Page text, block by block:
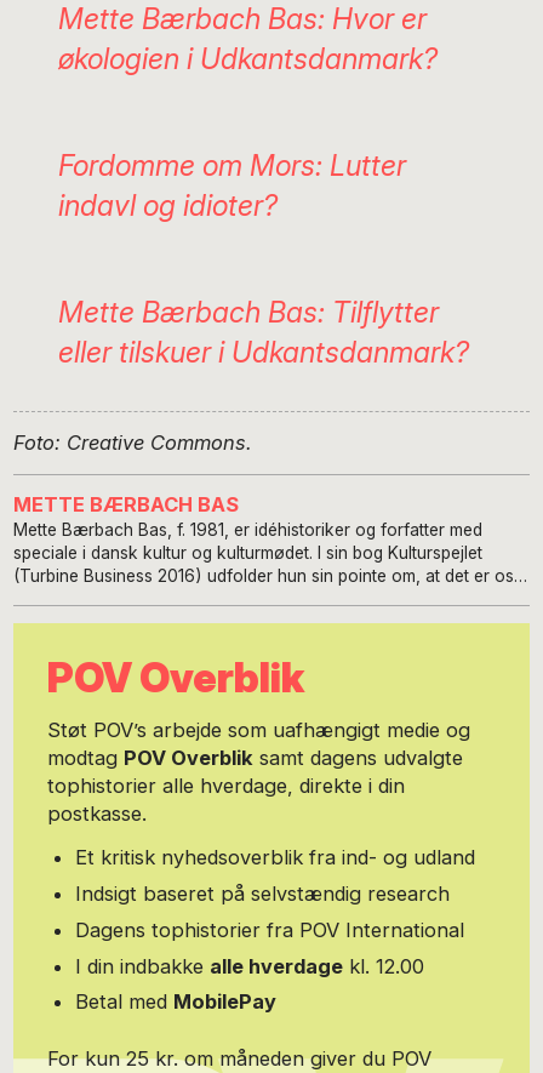
Mette Bærbach Bas: Hvor er
økologien i Udkantsdanmark?
Fordomme om Mors: Lutter
indavl og idioter?
Mette Bærbach Bas: Tilflytter
eller tilskuer i Udkantsdanmark?
Foto: Creative Commons.
METTE BÆRBACH BAS
Mette Bærbach Bas, f. 1981, er idéhistoriker og forfatter med
speciale i dansk kultur og kulturmødet. I sin bog Kulturspejlet
(Turbine Business 2016) udfolder hun sin pointe om, at det er os,
spænder ben for en vellykket interaktion med udlændinge. Efter at
sprog, har Mette slået sig ned på Mors med sin tyrkiske mand.
Sammen har de to børn, som opdrages efter den grundholdning,
klummeserierne Hverdagsdansk og Udkantsdansk tager Mette
Bærbach Bas pulsen på danskerne, vores overbevisninger og
handlemønstre. Klummerne tilbyder dig en mulighed for at se dig
selv lidt udefra og giver næring til eftertænksomhed - og
forhåbentlig også nysgerrighed.
POV Overblik
Støt POV’s arbejde som uafhængigt medie og
modtag POV Overblik samt dagens udvalgte
tophistorier alle hverdage, direkte i din
postkasse.
Et kritisk nyhedsoverblik fra ind- og udland
Indsigt baseret på selvstændig research
Dagens tophistorier fra POV International
I din indbakke alle hverdage kl. 12.00
Betal med MobilePay
For kun 25 kr. om måneden giver du POV